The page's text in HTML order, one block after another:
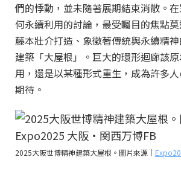
們的悸動，並未隨著展期結束消散。
何永續利用的討論，最受矚目的焦點
藤本壯介打造、象徵著傳統與永續精
建築「大屋根」。巨大的環形迴廊該
用，還是以某種形式重生，成為許多
期待。
2025大阪世博精神建築大屋根。圖片來源｜